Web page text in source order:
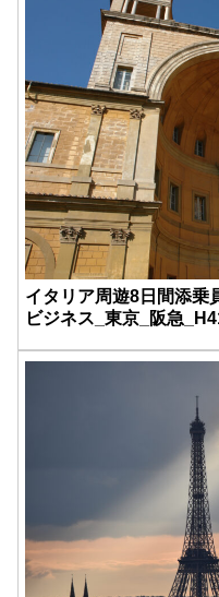
イタリア周遊8日間添乗
ビジネス_東京_阪急